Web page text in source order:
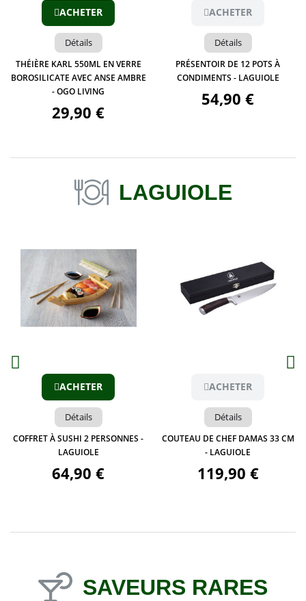
ACHETER
Détails
THÉIÈRE KARL 550ML EN VERRE
BOROSILICATE AVEC ANSE AMBRE
- OGO LIVING
29,90 €
ACHETER
Détails
PRÉSENTOIR DE 12 POTS À
CONDIMENTS - LAGUIOLE
54,90 €
LAGUIOLE
ACHETER
Détails
COFFRET À SUSHI 2 PERSONNES -
LAGUIOLE
64,90 €
ACHETER
Détails
COUTEAU DE CHEF DAMAS 33 CM
- LAGUIOLE
119,90 €
SAVEURS RARES